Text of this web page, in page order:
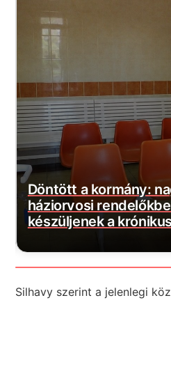
a kormány: nagy
rendelőkben,
a krónikus
Silhavy szerint a jelenlegi